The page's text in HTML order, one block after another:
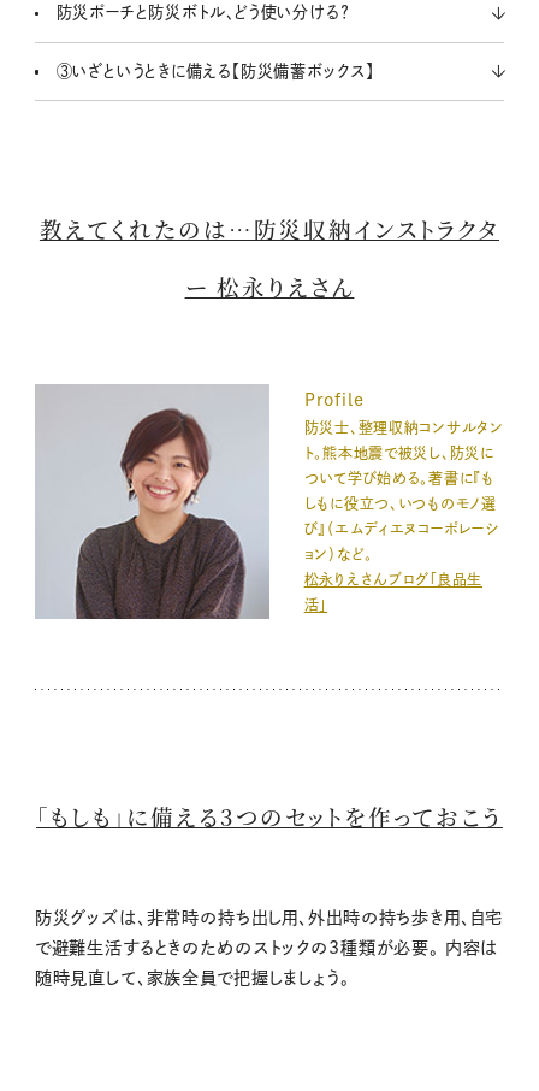
防災ポーチと防災ボトル、どう使い分ける？
③いざというときに備える【防災備蓄ボックス】
教えてくれたのは…防災収納インストラクタ
ー 松永りえさん
Profile
防災士、整理収納コンサルタン
ト。熊本地震で被災し、防災に
ついて学び始める。著書に『も
しもに役立つ、いつものモノ選
び』（エムディエヌコーポレーシ
ョン）など。
松永りえさんブログ「良品生
活」
「もしも」に備える3つのセットを作っておこう
防災グッズは、非常時の持ち出し用、外出時の持ち歩き用、自宅
で避難生活するときのためのストックの3種類が必要。 内容は
随時見直して、家族全員で把握しましょう。